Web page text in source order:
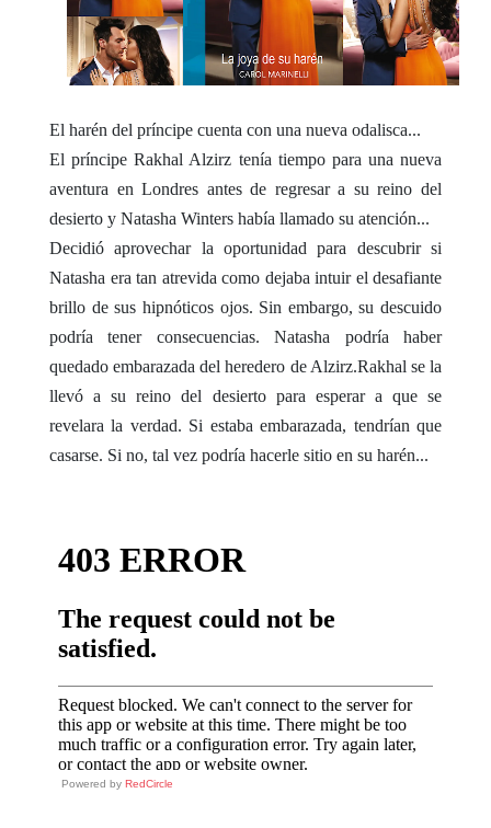
El harén del príncipe cuenta con una nueva odalisca...
El príncipe Rakhal Alzirz tenía tiempo para una nueva
aventura en Londres antes de regresar a su reino del
desierto y Natasha Winters había llamado su atención...
Decidió aprovechar la oportunidad para descubrir si
Natasha era tan atrevida como dejaba intuir el desafiante
brillo de sus hipnóticos ojos. Sin embargo, su descuido
podría tener consecuencias. Natasha podría haber
quedado embarazada del heredero de Alzirz.Rakhal se la
llevó a su reino del desierto para esperar a que se
revelara la verdad. Si estaba embarazada, tendrían que
casarse. Si no, tal vez podría hacerle sitio en su harén...
Powered by RedCircle